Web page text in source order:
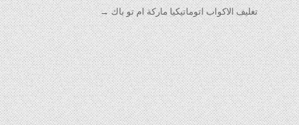
تصفّح
المقالات
تغليف الاكواب اتوماتيكيا ماركة ام تو باك →